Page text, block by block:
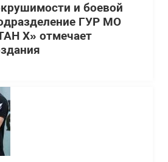
и боевой
ГУР МО
Х» отмечает